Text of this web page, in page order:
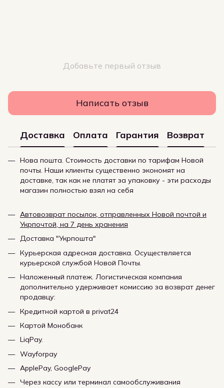
Добавьте первый отзыв
Написать отзыв
Доставка Оплата Гарантия Возврат
Нова пошта. Стоимость доставки по тарифам Новой
почты. Наши клиенты существенно экономят на
доставке, так как не платят за упаковку - эти расходы
магазин полностью взял на себя
Автовозврат посылок, отправленных Новой почтой и
Укрпочтой, на 7 день хранения
Доставка "Укрпошта"
Курьерская адресная доставка. Осуществляется
курьерской службой Новой Почты.
Наложенный платеж. Логистическая компания
дополнительно удерживает комиссию за возврат денег
продавцу:
Кредитной картой в privat24
Картой Монобанк
LiqPay.
Wayforpay
ApplePay, GooglePay
Через кассу или терминал самообслуживания